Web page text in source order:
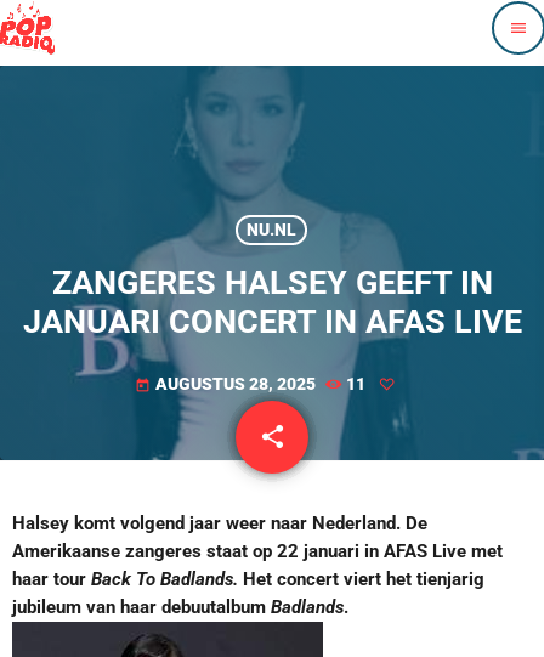
menu
NU.NL
ZANGERES HALSEY GEEFT IN
JANUARI CONCERT IN AFAS LIVE
today AUGUSTUS 28, 2025 11
share
email
Halsey komt volgend jaar weer naar Nederland. De
Amerikaanse zangeres staat op 22 januari in AFAS Live met
haar tour Back To Badlands. Het concert viert het tienjarig
jubileum van haar debuutalbum Badlands.